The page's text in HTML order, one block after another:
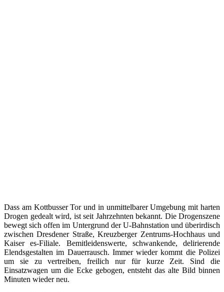
Dass am Kottbusser Tor und in unmittelbarer Umgebung mit harten
Drogen gedealt wird, ist seit Jahrzehnten bekannt. Die Drogenszene
bewegt sich offen im Untergrund der U-Bahnstation und überirdisch
zwischen Dresdener Straße, Kreuzberger Zentrums-Hochhaus und
Kaiser es-Filiale. Bemitleidenswerte, schwankende, delirierende
Elendsgestalten im Dauerrausch. Immer wieder kommt die Polizei
um sie zu vertreiben, freilich nur für kurze Zeit. Sind die
Einsatzwagen um die Ecke gebogen, entsteht das alte Bild binnen
Minuten wieder neu.